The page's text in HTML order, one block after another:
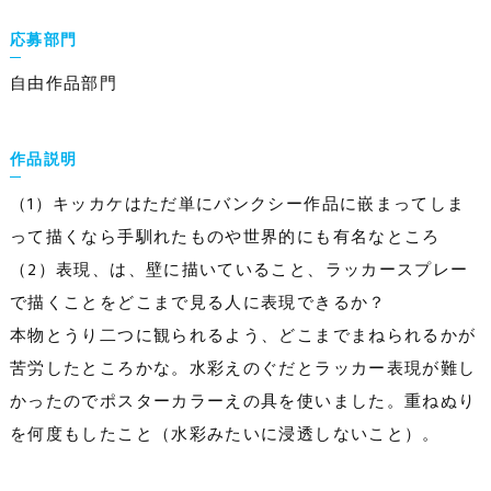
応募部門
自由作品部門
作品説明
（1）キッカケはただ単にバンクシー作品に嵌まってしま
って描くなら手馴れたものや世界的にも有名なところ
（2）表現、は、壁に描いていること、ラッカースプレー
で描くことをどこまで見る人に表現できるか？
本物とうり二つに観られるよう、どこまでまねられるかが
苦労したところかな。水彩えのぐだとラッカー表現が難し
かったのでポスターカラーえの具を使いました。重ねぬり
を何度もしたこと（水彩みたいに浸透しないこと）。